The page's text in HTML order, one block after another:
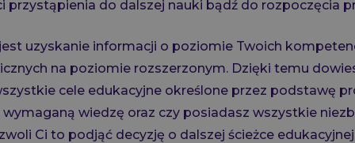
przystąpienia do dalszej nauki bądź do rozpoczęcia
uzyskanie informacji o poziomie Twoich
na poziomie rozszerzonym. Dzięki temu
cele edukacyjne określone przez podstawę
wymaganą wiedzę oraz czy posiadasz wszystkie
Ci to podjąć decyzję o dalszej ścieżce